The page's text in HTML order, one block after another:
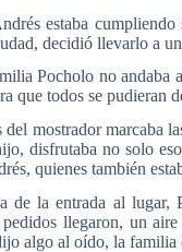
estaba
decidió llevarlo a
Pocholo no
que todos se pudieran
del mostrador marcaba
disfrutaba no solo
quienes también
de la entrada al
llegaron, un
algo al oído, la familia